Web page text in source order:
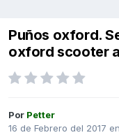
Puños oxford.
oxford scooter
Por Petter
16 de Febrero del 2017 en